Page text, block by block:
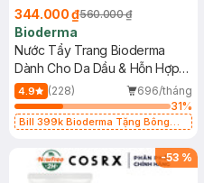
344.000 ₫560.000 ₫
Bioderma
Nước Tẩy Trang Bioderma
Dành Cho Da Dầu & Hỗn Hợp
500ml
4.9 (228)
696/tháng
31%
Bill 399k Bioderma Tặng Bông
-53 %